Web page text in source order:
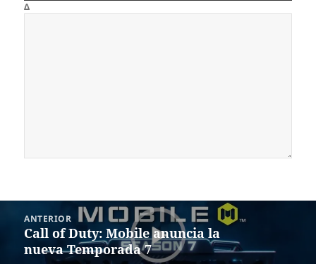
Δ
entradas
ANTERIOR
Entrada
anterior:
Call of Duty: Mobile anuncia la
nueva Temporada 7